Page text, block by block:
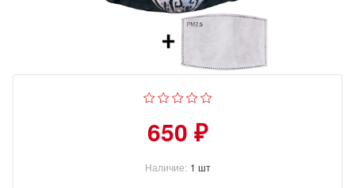
650 ₽
Наличие: 1 шт